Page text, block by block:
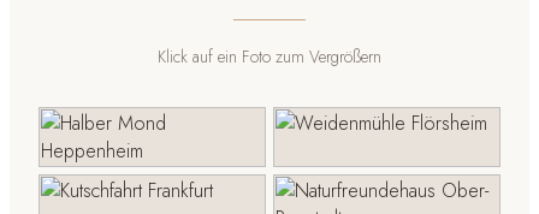
Klick auf ein Foto zum Vergrößern